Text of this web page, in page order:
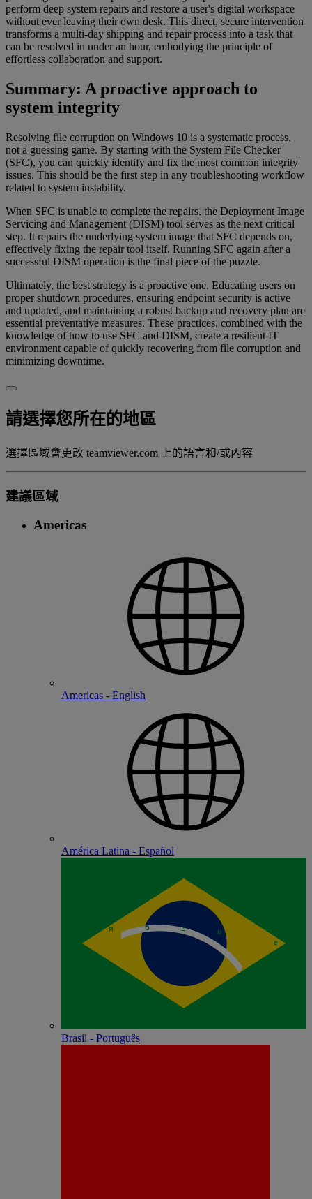
perform deep system repairs and restore a user's digital workspace
without ever leaving their own desk. This direct, secure intervention
transforms a multi-day shipping and repair process into a task that
can be resolved in under an hour, embodying the principle of
effortless collaboration and support.
Summary: A proactive approach to
system integrity
Resolving file corruption on Windows 10 is a systematic process,
not a guessing game. By starting with the System File Checker
(SFC), you can quickly identify and fix the most common integrity
issues. This should be the first step in any troubleshooting workflow
related to system instability.
When SFC is unable to complete the repairs, the Deployment Image
Servicing and Management (DISM) tool serves as the next critical
step. It repairs the underlying system image that SFC depends on,
effectively fixing the repair tool itself. Running SFC again after a
successful DISM operation is the final piece of the puzzle.
Ultimately, the best strategy is a proactive one. Educating users on
proper shutdown procedures, ensuring endpoint security is active
and updated, and maintaining a robust backup and recovery plan are
essential preventative measures. These practices, combined with the
knowledge of how to use SFC and DISM, create a resilient IT
environment capable of quickly recovering from file corruption and
minimizing downtime.
請選擇您所在的地區
選擇區域會更改 teamviewer.com 上的語言和/或內容
建議區域
Americas
Americas - English
América Latina - Español
Brasil - Português